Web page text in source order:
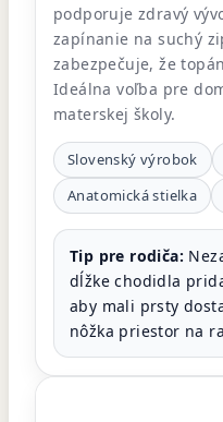
podporuje zdravý
zapínanie na suchý
zabezpečuje, že
Ideálna voľba pre
materskej školy.
Slovenský výrobok
Anatomická stielka
Tip pre rodiča:
dĺžke chodidla
aby mali prsty
nôžka priestor na